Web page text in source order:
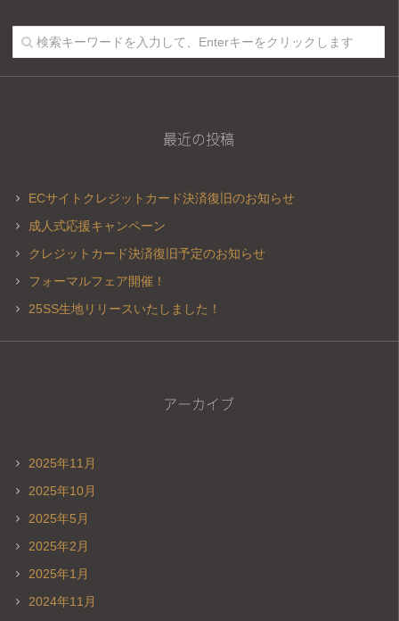
最近の投稿
ECサイトクレジットカード決済復旧のお知らせ
成人式応援キャンペーン
クレジットカード決済復旧予定のお知らせ
フォーマルフェア開催！
25SS生地リリースいたしました！
アーカイブ
2025年11月
2025年10月
2025年5月
2025年2月
2025年1月
2024年11月